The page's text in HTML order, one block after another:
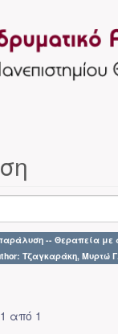
-- Θεραπεία με
Τζαγκαράκη, Μυρτώ
από 1